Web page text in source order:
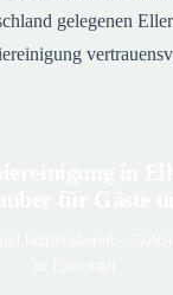
gelegenen